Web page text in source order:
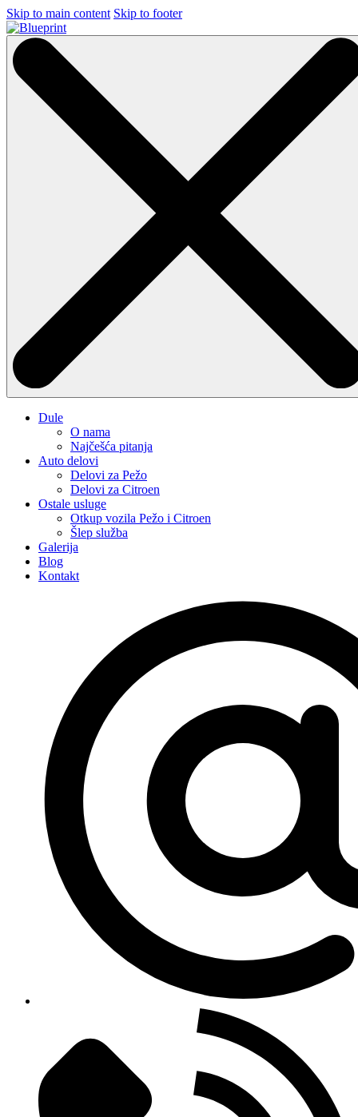
Skip to main content Skip to footer
Dule
O nama
Najčešća pitanja
Auto delovi
Delovi za Pežo
Delovi za Citroen
Ostale usluge
Otkup vozila Pežo i Citroen
Šlep služba
Galerija
Blog
Kontakt